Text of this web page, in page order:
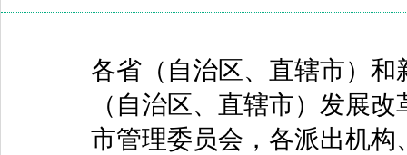
各省（自治区、直辖市）
（自治区、直辖市）发展
市管理委员会，各派出机